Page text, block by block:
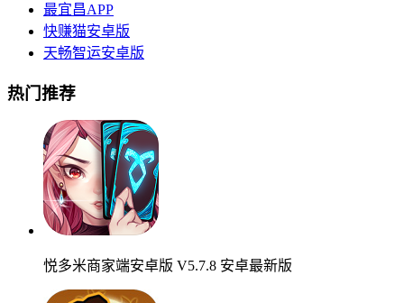
最宜昌APP
快赚猫安卓版
天畅智运安卓版
热门推荐
悦多米商家端安卓版 V5.7.8 安卓最新版